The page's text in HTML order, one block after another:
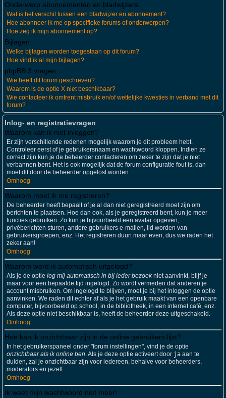
Onderwerp abonnementen en bladwijzers
Wat is het verschil tussen een bladwijzer en abonnement?
Hoe abonneer ik me op specifieke forums of onderwerpen?
Hoe zeg ik mijn abonnement op?
Bijlagen
Welke bijlagen worden toegestaan op dit forum?
Hoe vind ik al mijn bijlagen?
phpBB 3 vragen
Wie heeft dit forum geschreven?
Waarom is de optie X niet beschikbaar?
Wie contacteer ik omtrent misbruik en/of wettelijke kwesties in verband met dit
forum?
Inlog- en registratievragen
Waarom kan ik niet inloggen?
Er zijn verschillende redenen mogelijk waarom je dit probleem hebt.
Controleer eerst of je gebruikersnaam en wachtwoord kloppen. Indien ze
correct zijn kun je de beheerder contacteren om zeker te zijn dat je niet
verbannen bent. Het is ook mogelijk dat de forum configuratie fout is, dan
moet dit door de beheerder opgelost worden.
Omhoog
Waarom moet ik me registreren?
De beheerder heeft bepaalt of je al dan niet geregistreerd moet zijn om
berichten te plaatsen. Hoe dan ook, als je geregistreerd bent, kun je meer
functies gebruiken. Zo kun je bijvoorbeeld een avatar opgeven,
privéberichten sturen, andere gebruikers e-mailen, lid worden van
gebruikersgroepen, enz. Het registreren duurt maar even, dus we raden het
zeker aan!
Omhoog
Waarom word ik automatisch uitgelogd?
Als je de optie log mij automatisch in bij ieder bezoekniet aanvinkt, blijf je
maar voor een bepaalde tijd ingelogd. Zo wordt vermeden dat anderen je
account misbruiken. Om ingelogd te blijven, moet je bij het inloggen de optie
aanvinken. We raden dit echter af als je het gebruik maakt van een openbare
computer, bijvoorbeeld op school, in de bibliotheek, in een internet café, enz.
Als deze optie niet beschikbaar is, heeft de beheerder deze uitgeschakeld.
Omhoog
Hoe kan ik onzichtbaar zijn in de online gebruikers lijst?
In het gebruikerspaneel onder "forum instellingen", vind je de optie
onzichtbaar als ik online ben. Als je deze optie activeert door ja aan te
duiden, zal je onzichtbaar zijn voor iedereen, behalve voor beheerders,
moderators en jezelf.
Omhoog
Ik weet mijn wachtwoord niet meer!